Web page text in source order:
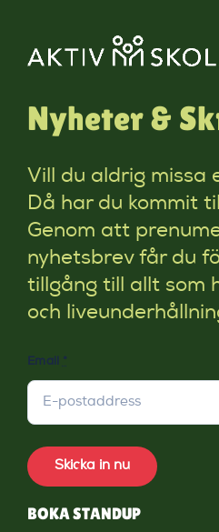
Nyheter &
Vill du aldrig missa
Då har du kommit
Genom att
nyhetsbrev får du
tillgång till allt som
och
Email *
Skicka in nu
BOKA STANDUP